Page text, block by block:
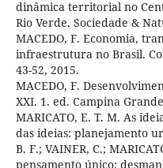
dinâmica territorial no
Rio Verde. Sociedade &
MACEDO, F. Economia,
infraestrutura no Brasil.
43-52, 2015.
MACEDO, F.
XXI. 1. ed. Campina
MARICATO, E. T. M. As
das ideias: planejamento
B. F.; VAINER, C.;
pensamento único: